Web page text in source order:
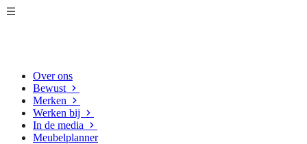
Over ons
Bewust
Merken
Werken bij
In de media
Meubelplanner